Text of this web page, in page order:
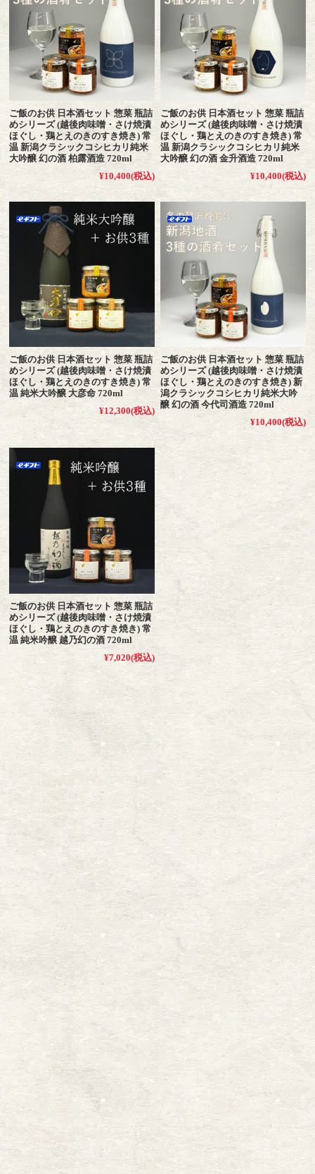
ご飯のお供 日本酒セット 惣菜 瓶詰
めシリーズ (越後肉味噌・さけ焼漬
ほぐし・鶏とえのきのすき焼き) 常
温 新潟クラシックコシヒカリ純米
大吟醸 幻の酒 柏露酒造 720ml
¥10,400(税込)
ご飯のお供 日本酒セット 惣菜 瓶詰
めシリーズ (越後肉味噌・さけ焼漬
ほぐし・鶏とえのきのすき焼き) 常
温 新潟クラシックコシヒカリ純米
大吟醸 幻の酒 金升酒造 720ml
¥10,400(税込)
ご飯のお供 日本酒セット 惣菜 瓶詰
めシリーズ (越後肉味噌・さけ焼漬
ほぐし・鶏とえのきのすき焼き) 常
温 純米大吟醸 大彦命 720ml
¥12,300(税込)
ご飯のお供 日本酒セット 惣菜 瓶詰
めシリーズ (越後肉味噌・さけ焼漬
ほぐし・鶏とえのきのすき焼き) 新
潟クラシックコシヒカリ純米大吟
醸 幻の酒 今代司酒造 720ml
¥10,400(税込)
ご飯のお供 日本酒セット 惣菜 瓶詰
めシリーズ (越後肉味噌・さけ焼漬
ほぐし・鶏とえのきのすき焼き) 常
温 純米吟醸 越乃幻の酒 720ml
¥7,020(税込)